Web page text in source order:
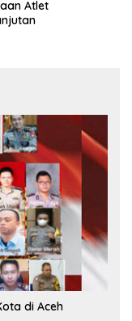
Atlet
di Aceh